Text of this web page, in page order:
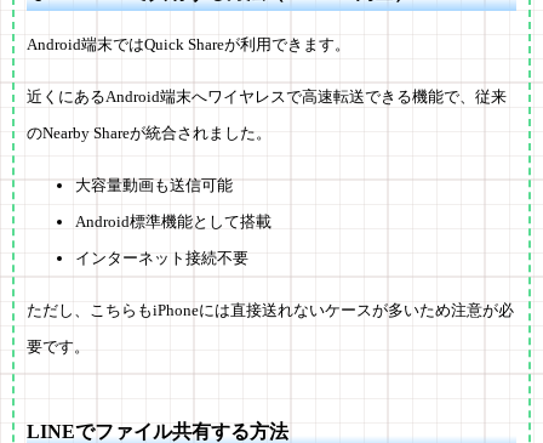
Android端末ではQuick Shareが利用できます。
近くにあるAndroid端末へワイヤレスで高速転送できる機能で、従来
のNearby Shareが統合されました。
大容量動画も送信可能
Android標準機能として搭載
インターネット接続不要
ただし、こちらもiPhoneには直接送れないケースが多いため注意が必
要です。
LINEでファイル共有する方法